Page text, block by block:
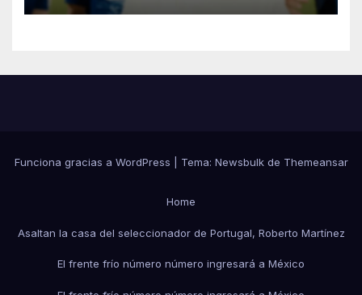
Funciona gracias a WordPress Tema: Newsbulkde Themeansar
Home
Asaltan la casa del seleccionador de Portugal, Roberto Martínez
El frente frío número número ingresará a México